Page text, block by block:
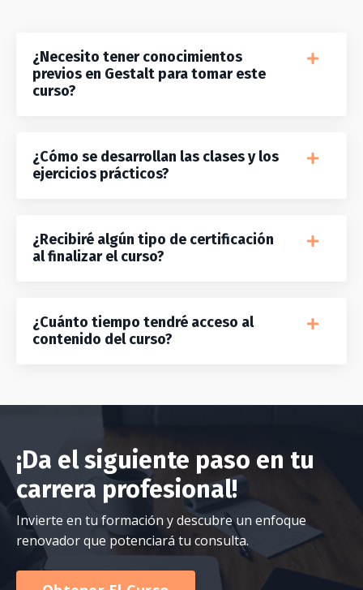
¿Necesito tener conocimientos
previos en Gestalt para tomar este
curso?
¿Cómo se desarrollan las clases y los
ejercicios prácticos?
¿Recibiré algún tipo de certificación
al finalizar el curso?
¿Cuánto tiempo tendré acceso al
contenido del curso?
¡Da el siguiente paso en tu
carrera profesional!
Invierte en tu formación y descubre un enfoque
renovador que potenciará tu consulta.